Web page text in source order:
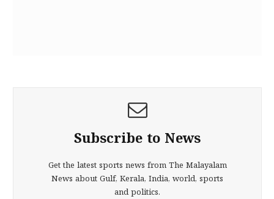
Subscribe to News
Get the latest sports news from The Malayalam
News about Gulf, Kerala, India, world, sports
and politics.